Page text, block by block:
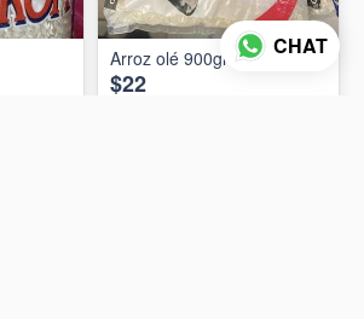
Arroz olé 900gr
$22
CHAT